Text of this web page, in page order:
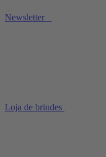
Newsletter
Loja de brindes